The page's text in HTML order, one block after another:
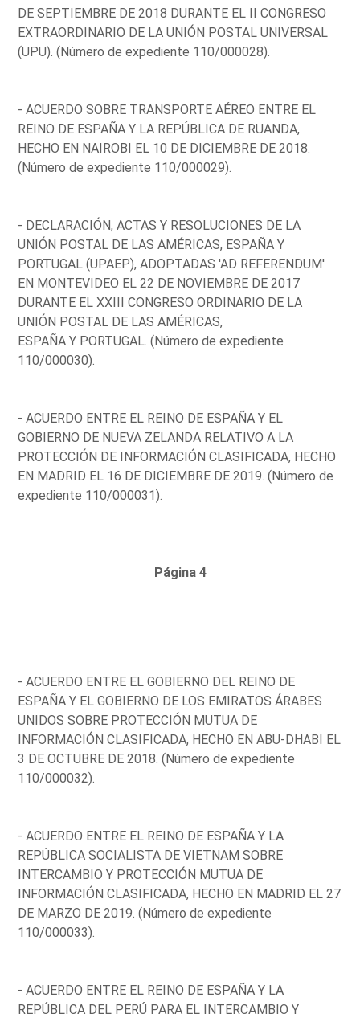
DE SEPTIEMBRE DE 2018 DURANTE EL II CONGRESO
EXTRAORDINARIO DE LA UNIÓN POSTAL UNIVERSAL
(UPU). (Número de expediente 110/000028).
- ACUERDO SOBRE TRANSPORTE AÉREO ENTRE EL
REINO DE ESPAÑA Y LA REPÚBLICA DE RUANDA,
HECHO EN NAIROBI EL 10 DE DICIEMBRE DE 2018.
(Número de expediente 110/000029).
- DECLARACIÓN, ACTAS Y RESOLUCIONES DE LA
UNIÓN POSTAL DE LAS AMÉRICAS, ESPAÑA Y
PORTUGAL (UPAEP), ADOPTADAS 'AD REFERENDUM'
EN MONTEVIDEO EL 22 DE NOVIEMBRE DE 2017
DURANTE EL XXIII CONGRESO ORDINARIO DE LA
UNIÓN POSTAL DE LAS AMÉRICAS,
ESPAÑA Y PORTUGAL. (Número de expediente
110/000030).
- ACUERDO ENTRE EL REINO DE ESPAÑA Y EL
GOBIERNO DE NUEVA ZELANDA RELATIVO A LA
PROTECCIÓN DE INFORMACIÓN CLASIFICADA, HECHO
EN MADRID EL 16 DE DICIEMBRE DE 2019. (Número de
expediente 110/000031).
Página 4
- ACUERDO ENTRE EL GOBIERNO DEL REINO DE
ESPAÑA Y EL GOBIERNO DE LOS EMIRATOS ÁRABES
UNIDOS SOBRE PROTECCIÓN MUTUA DE
INFORMACIÓN CLASIFICADA, HECHO EN ABU-DHABI EL
3 DE OCTUBRE DE 2018. (Número de expediente
110/000032).
- ACUERDO ENTRE EL REINO DE ESPAÑA Y LA
REPÚBLICA SOCIALISTA DE VIETNAM SOBRE
INTERCAMBIO Y PROTECCIÓN MUTUA DE
INFORMACIÓN CLASIFICADA, HECHO EN MADRID EL 27
DE MARZO DE 2019. (Número de expediente
110/000033).
- ACUERDO ENTRE EL REINO DE ESPAÑA Y LA
REPÚBLICA DEL PERÚ PARA EL INTERCAMBIO Y